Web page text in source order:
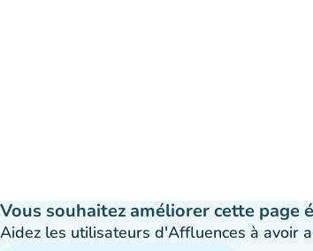
Vous souhaitez améliorer cette page
Aidez les utilisateurs d'Affluences à avoir